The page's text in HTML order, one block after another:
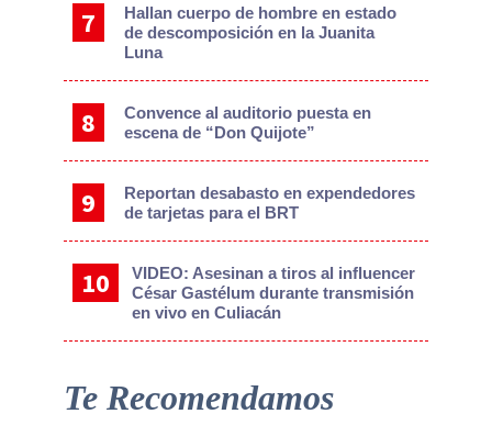
Hallan cuerpo de hombre en estado
de descomposición en la Juanita
Luna
Convence al auditorio puesta en
escena de “Don Quijote”
Reportan desabasto en expendedores
de tarjetas para el BRT
VIDEO: Asesinan a tiros al influencer
César Gastélum durante transmisión
en vivo en Culiacán
Te Recomendamos